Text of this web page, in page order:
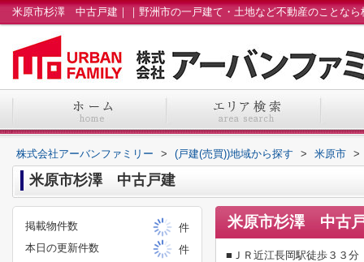
株式会社アーバンファミリー > (戸建(売買))地域から探す > 米原市 >
米原市杉澤 中古戸建
米原市杉澤 中古
■ＪＲ近江長岡駅徒歩３３
掲載物件数
件
本日の更新件数
件